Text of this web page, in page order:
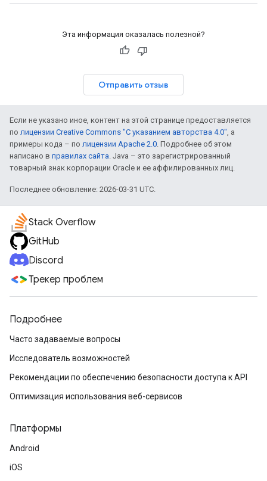
Эта информация оказалась полезной?
Отправить отзыв
Если не указано иное, контент на этой странице предоставляется
по лицензии Creative Commons "С указанием авторства 4.0", а
примеры кода – по лицензии Apache 2.0. Подробнее об этом
написано в правилах сайта. Java – это зарегистрированный
товарный знак корпорации Oracle и ее аффилированных лиц.
Последнее обновление: 2026-03-31 UTC.
Stack Overflow
GitHub
Discord
Трекер проблем
Подробнее
Часто задаваемые вопросы
Исследователь возможностей
Рекомендации по обеспечению безопасности доступа к API
Оптимизация использования веб-сервисов
Платформы
Android
iOS